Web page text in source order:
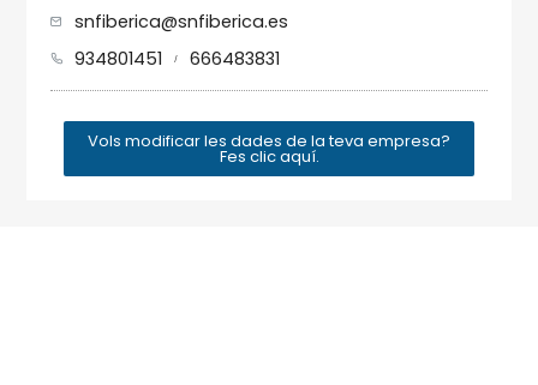
snfiberica@snfiberica.es
934801451
/ 666483831
Vols modificar les dades de la teva empresa?
Fes clic aquí.